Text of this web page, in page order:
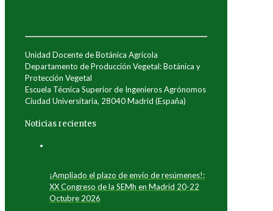
Unidad Docente de Botánica Agrícola
Departamento de Producción Vegetal: Botánica y
Protección Vegetal
Escuela Técnica Superior de Ingenieros Agrónomos
Ciudad Universitaria, 28040 Madrid (España)
Noticias recientes
¡Ampliado el plazo de envío de resúmenes!:
XX Congreso de la SEMh en Madrid 20-22
Octubre 2026